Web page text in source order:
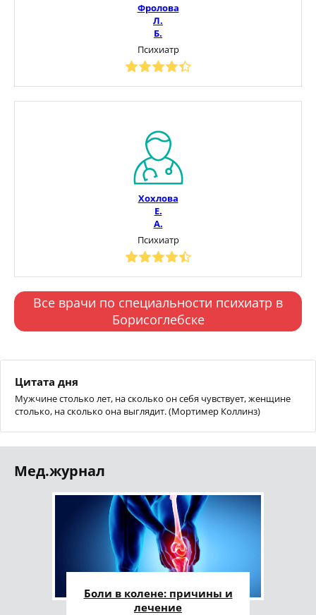
Фролова
Л.
Б.
Психиатр
Хохлова
Е.
А.
Психиатр
Все врачи по специальности психиатр в
Борисоглебске
Цитата дня
Мужчине столько лет, на сколько он себя чувствует, женщине
столько, на сколько она выглядит. (Мортимер Коллинз)
Мед.журнал
Боли в колене: причины и
лечение